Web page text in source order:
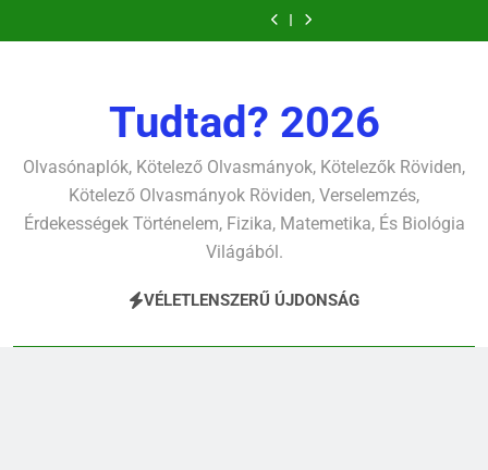
a
pontjára, 1794)
verselemzés
verselemzés
(Felhágott már a
Mihály: A
gyerekszemű élet-
Tudtad? 2026
Olvasónaplók, Kötelező Olvasmányok, Kötelezők Röviden,
Kötelező Olvasmányok Röviden, Verselemzés,
Érdekességek Történelem, Fizika, Matemetika, És Biológia
Világából.
VÉLETLENSZERŰ ÚJDONSÁG